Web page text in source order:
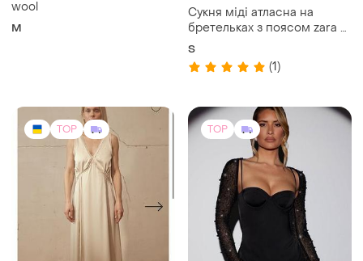
wool
M
Сукня міді атласна на
бретельках з поясом zara s
гірчична хакі
S
(1)
TOP TOP